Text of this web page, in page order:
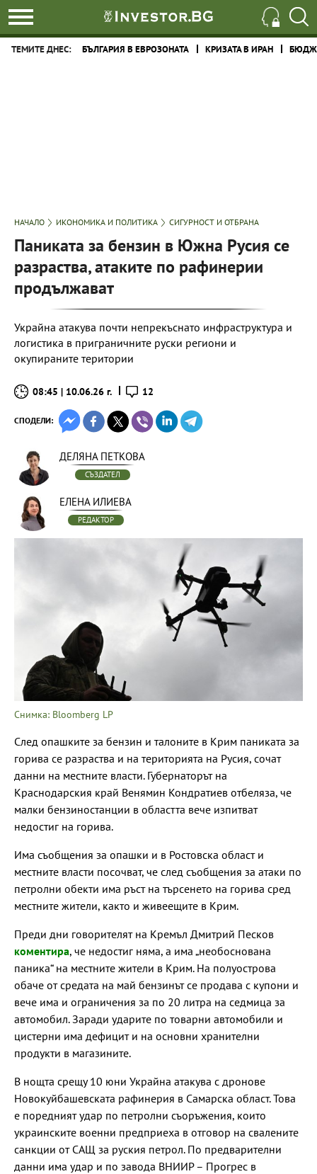
ТЕМИТЕ ДНЕС: БЪЛГАРИЯ В ЕВРОЗОНАТА КРИЗАТА В ИРАН
НАЧАЛО ИКОНОМИКА И ПОЛИТИКА СИГУРНОСТ И ОТБРАНА
Паниката за бензин в Южна Русия се
разраства, атаките по рафинерии
продължават
Украйна атакува почти непрекъснато инфраструктура и
логистика в приграничните руски региони и
окупираните територии
08:45 | 10.06.26 г. 12
СПОДЕЛИ:
ДЕЛЯНА ПЕТКОВА
СЪЗДАТЕЛ
ЕЛЕНА ИЛИЕВА
РЕДАКТОР
Снимка: Bloomberg LP
След опашките за бензин и талоните в Крим паниката за
горива се разраства и на територията на Русия, сочат
данни на местните власти. Губернаторът на
Краснодарския край Венямин Кондратиев отбеляза, че
малки бензиностанции в областта вече изпитват
недостиг на горива.
Има съобщения за опашки и в Ростовска област и
местните власти посочват, че след съобщения за атаки по
петролни обекти има ръст на търсенето на горива сред
местните жители, както и живеещите в Крим.
Преди дни говорителят на Кремъл Дмитрий Песков
коментира, че недостиг няма, а има „необоснована
паника“ на местните жители в Крим. На полуострова
обаче от средата на май бензинът се продава с купони и
вече има и ограничения за по 20 литра на седмица за
автомобил. Заради ударите по товарни автомобили и
цистерни има дефицит и на основни хранителни
продукти в магазините.
В нощта срещу 10 юни Украйна атакува с дронове
Новокуйбашевската рафинерия в Самарска област. Това
е поредният удар по петролни съоръжения, които
украинските военни предприеха в отговор на свалените
санкции от САЩ за руския петрол. По предварителни
данни има удар и по завода ВНИИР – Прогрес в